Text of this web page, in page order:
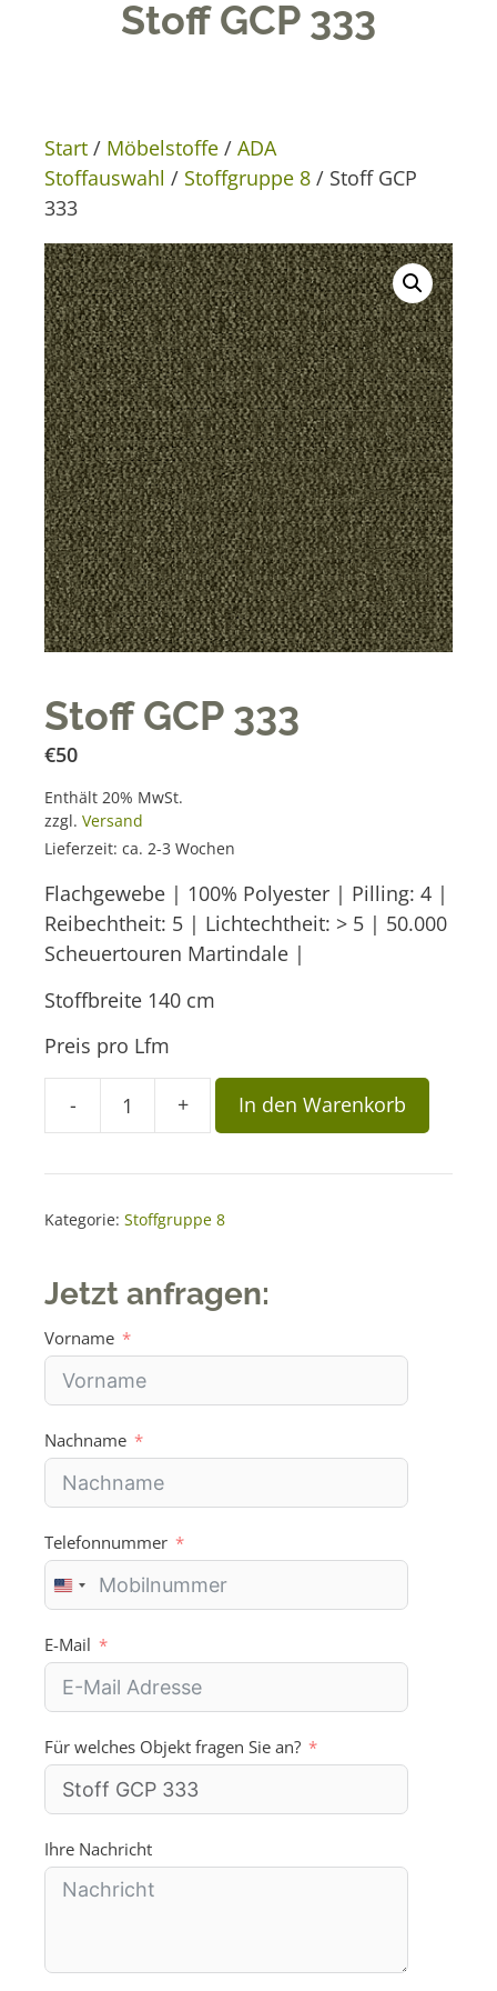
Stoff GCP 333
Start / Möbelstoffe / ADA
Stoffauswahl / Stoffgruppe 8 / Stoff GCP
333
Stoff GCP 333
€50
Enthält 20% MwSt.
zzgl. Versand
Lieferzeit: ca. 2-3 Wochen
Flachgewebe | 100% Polyester | Pilling: 4 |
Reibechtheit: 5 | Lichtechtheit: > 5 | 50.000
Scheuertouren Martindale |
Stoffbreite 140 cm
Preis pro Lfm
-
Stoff
333
Menge
+ In den Warenkorb
e
r
t
i
v
Kategorie: Stoffgruppe 8
Jetzt anfragen:
Vorname
Nachname
Telefonnummer
U
n
i
t
e
d
t
a
t
s
+
1
E-Mail
Für welches Objekt fragen Sie an?
Ihre Nachricht